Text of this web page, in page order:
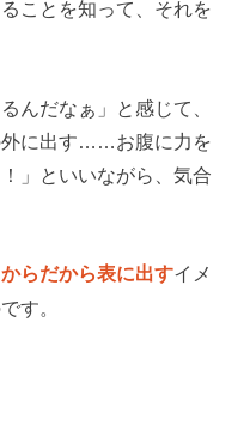
ことを知って、それを
んだなぁ」と感じて、
外に出す……お腹に力を
」といいながら、気合
らだから表に出すイメ
す。